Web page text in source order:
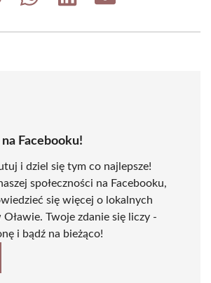
na Facebooku!
i dziel się tym co najlepsze!
społeczności na Facebooku,
się więcej o lokalnych
Twoje zdanie się liczy -
i bądź na bieżąco!